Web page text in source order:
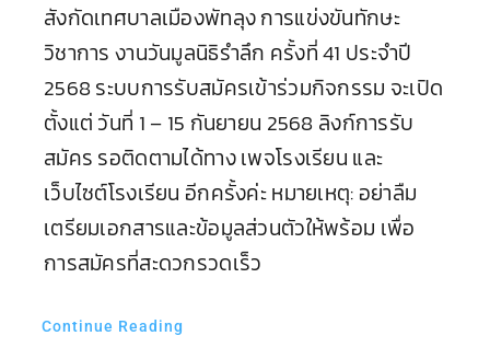
สังกัดเทศบาลเมืองพัทลุง การแข่งขันทักษะ
วิชาการ งานวันมูลนิธิรำลึก ครั้งที่ 41 ประจำปี
2568 ระบบการรับสมัครเข้าร่วมกิจกรรม จะเปิด
ตั้งแต่ วันที่ 1 – 15 กันยายน 2568 ลิงก์การรับ
สมัคร รอติดตามได้ทาง เพจโรงเรียน และ
เว็บไซต์โรงเรียน อีกครั้งค่ะ หมายเหตุ: อย่าลืม
เตรียมเอกสารและข้อมูลส่วนตัวให้พร้อม เพื่อ
การสมัครที่สะดวกรวดเร็ว
Continue Reading